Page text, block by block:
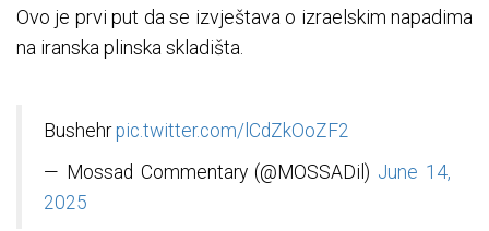
Ovo je prvi put da se izvještava o izraelskim napadima
na iranska plinska skladišta.
Bushehrpic.twitter.com/lCdZkOoZF2
— Mossad Commentary (@MOSSADil) June 14,
2025